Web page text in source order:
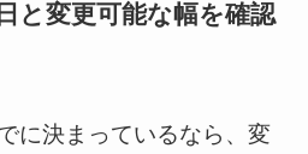
と変更可能な幅を確認
に決まっているなら、変